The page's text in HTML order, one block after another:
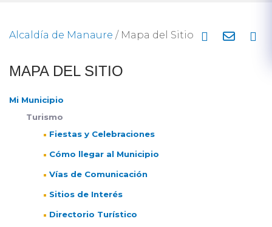
Alcaldía de Manaure / Mapa del Sitio
​MAPA DEL S​ITIO
Mi Municipio
Turismo
Fiestas y Celebraciones
Cómo llegar al Municipio
Vías de Comunicación
Sitios de Interés
Directorio Turístico